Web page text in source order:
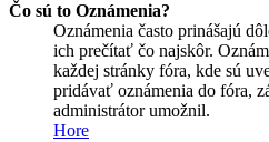
Čo sú to Oznámenia?
Oznámenia často prinášajú
ich prečítať čo najskôr.
každej stránky fóra, kde sú
pridávať oznámenia do fóra,
administrátor umožnil.
Hore